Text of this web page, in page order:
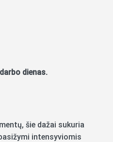
dienas.
šie dažai sukuria
intensyviomis